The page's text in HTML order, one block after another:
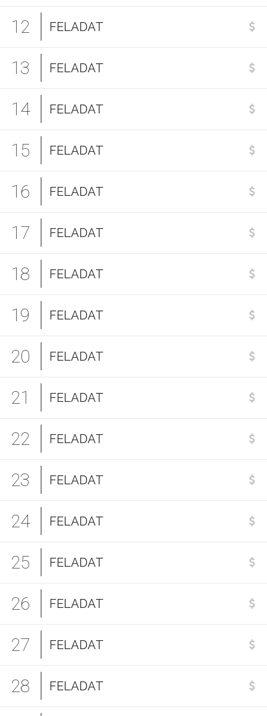
12 FELADAT
13 FELADAT
14 FELADAT
15 FELADAT
16 FELADAT
17 FELADAT
18 FELADAT
19 FELADAT
20 FELADAT
21 FELADAT
22 FELADAT
23 FELADAT
24 FELADAT
25 FELADAT
26 FELADAT
27 FELADAT
28 FELADAT